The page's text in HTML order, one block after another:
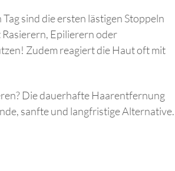
sind die ersten lästigen Stoppeln
Epilierern oder
Zudem reagiert die Haut oft mit
Die dauerhafte Haarentfernung
sanfte und langfristige Alternative.